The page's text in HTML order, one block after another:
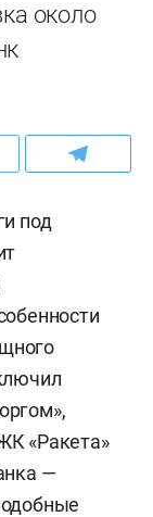
около
под
«Ракета»
—